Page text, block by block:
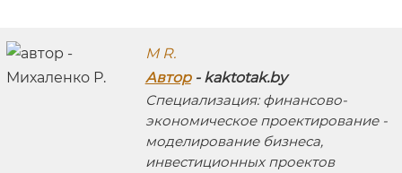
M R.
Автор- kaktotak.by
Специализация: финансово-
экономическое проектирование -
моделирование бизнеса,
инвестиционных проектов